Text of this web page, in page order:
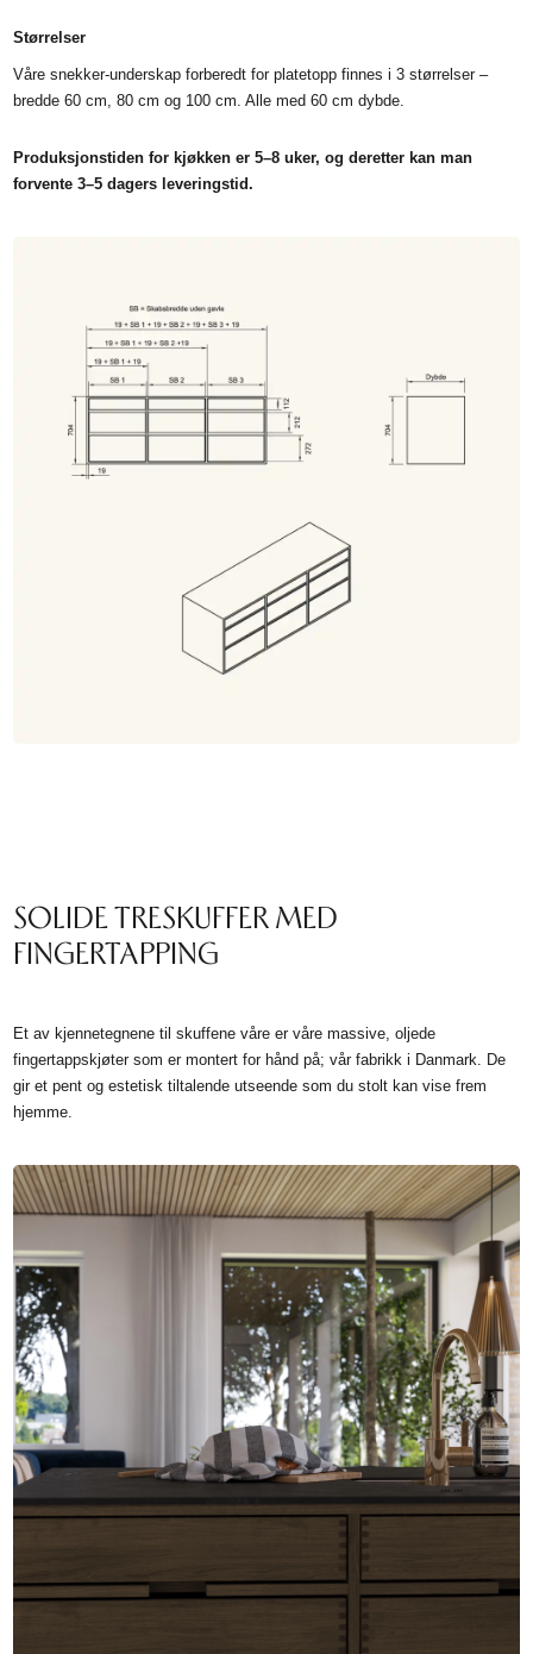
Størrelser
Våre snekker-underskap forberedt for platetopp finnes i 3 størrelser –
bredde 60 cm, 80 cm og 100 cm. Alle med 60 cm dybde.
Produksjonstiden for kjøkken er 5–8 uker, og deretter kan man
forvente 3–5 dagers leveringstid.
SOLIDE TRESKUFFER MED
FINGERTAPPING
Et av kjennetegnene til skuffene våre er våre massive, oljede
fingertappskjøter som er montert for hånd på; vår fabrikk i Danmark. De
gir et pent og estetisk tiltalende utseende som du stolt kan vise frem
hjemme.